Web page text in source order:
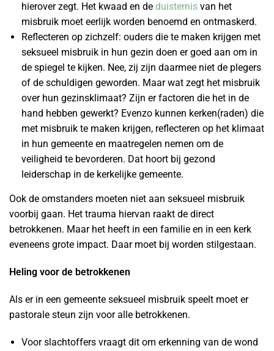
hierover zegt. Het kwaad en de duisternis van het
misbruik moet eerlijk worden benoemd en ontmaskerd.
Reflecteren op zichzelf: ouders die te maken krijgen met
seksueel misbruik in hun gezin doen er goed aan om in
de spiegel te kijken. Nee, zij zijn daarmee niet de plegers
of de schuldigen geworden. Maar wat zegt het misbruik
over hun gezinsklimaat? Zijn er factoren die het in de
hand hebben gewerkt? Evenzo kunnen kerken(raden) die
met misbruik te maken krijgen, reflecteren op het klimaat
in hun gemeente en maatregelen nemen om de
veiligheid te bevorderen. Dat hoort bij gezond
leiderschap in de kerkelijke gemeente.
Ook de omstanders moeten niet aan seksueel misbruik
voorbij gaan. Het trauma hiervan raakt de direct
betrokkenen. Maar het heeft in een familie en in een kerk
eveneens grote impact. Daar moet bij worden stilgestaan.
Heling voor de betrokkenen
Als er in een gemeente seksueel misbruik speelt moet er
pastorale steun zijn voor alle betrokkenen.
Voor slachtoffers vraagt dit om erkenning van de wond